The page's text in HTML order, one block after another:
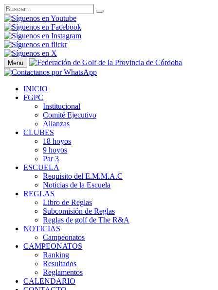
Menu
INICIO
FGPC
Institucional
Comité Ejecutivo
Alianzas
CLUBES
18 hoyos
9 hoyos
Par 3
ESCUELA
Requisito del E.M.M.A.C
Noticias de la Escuela
REGLAS
Libro de Reglas
Subcomisión de Reglas
Reglas de golf de The R&A
NOTICIAS
Campeonatos
CAMPEONATOS
Ranking
Resultados
Reglamentos
CALENDARIO